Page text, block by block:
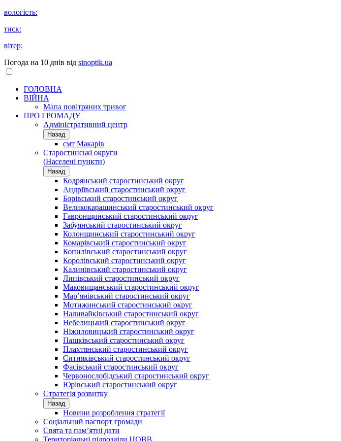
вологість:
тиск:
вітер:
Погода на 10 днів від sinoptik.ua
ГОЛОВНА
ВІЙНА
Мапа повітряних тривог
ПРО ГРОМАДУ
Aдміністративний центр
Назад
смт Макарів
Старостинські округи
(Населені пункти)
Назад
Кодрянський старостинський округ
Андріївський старостинський округ
Борівський старостинський округ
Великокарашинський старостинський округ
Гавронщинський старостинський округ
Забуянський старостинський округ
Колонщинський старостинський округ
Комарівський старостинський округ
Копилівський старостинський округ
Королівський старостинський округ
Калинівський старостинський округ
Липівський старостинський округ
Маковищанський старостинський округ
Мар’янівський старостинський округ
Мотижинський старостинський округ
Наливайківський старостинський округ
Небелицький старостинський округ
Ніжиловицький старостинський округ
Пашківський старостинський округ
Плахтянський старостинський округ
Ситняківський старостинський округ
Фасівський старостинський округ
Червонослобідський старостинський округ
Юрівський старостинський округ
Стратегія розвитку
Назад
Новини розроблення стратегії
Соціальний паспорт громади
Свята та пам’ятні дати
Територіальні підрозділи ЦОВВ